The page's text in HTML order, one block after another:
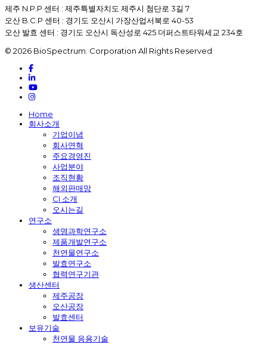
제주 N.P.P 센터 : 제주특별자치도 제주시 첨단로 3길 7
오산 B.C.P 센터 : 경기도 오산시 가장산업서북로 40-53
오산 발효 센터 : 경기도 오산시 독산성로 425 더퍼스트타워세교 234호
© 2026 BioSpectrum. Corporation All Rights Reserved
facebook
linkedin
youtube
instagram
Close
Menu
Home
회사소개
기업이념
회사연혁
주요경영진
사업분야
조직현황
해외판매망
CI 소개
오시는길
연구소
생명과학연구소
제품개발연구소
천연물연구소
발효연구소
협력연구기관
생산센터
제주공장
오산공장
발효센터
보유기술
천연물 응용기술